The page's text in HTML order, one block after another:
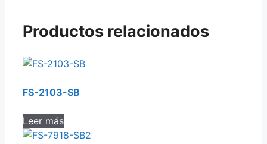
Productos relacionados
FS-2103-SB
Leer más